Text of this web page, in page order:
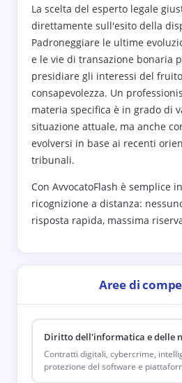
La scelta del esperto legale
direttamente sull'esito della
Padroneggiare le ultime
e le vie di transazione bonaria
presidiare gli interessi del
consapevolezza. Un
materia specifica è in grado di
situazione attuale, ma anche
evolversi in base ai recenti
tribunali.
Con AvvocatoFlash è semplice
ricognizione a distanza:
risposta rapida, massima
Aree di
Diritto dell'informatica e delle
Contratti digitali, cybercrime,
protezione del software e